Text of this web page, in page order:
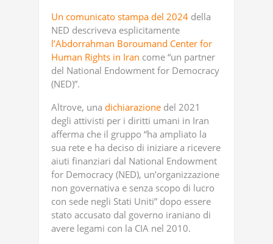
Un comunicato stampa del 2024 della
NED descriveva esplicitamente
l’Abdorrahman Boroumand Center for
Human Rights in Iran come “un partner
del National Endowment for Democracy
(NED)”.
Altrove, una dichiarazione del 2021
degli attivisti per i diritti umani in Iran
afferma che il gruppo “ha ampliato la
sua rete e ha deciso di iniziare a ricevere
aiuti finanziari dal National Endowment
for Democracy (NED), un’organizzazione
non governativa e senza scopo di lucro
con sede negli Stati Uniti” dopo essere
stato accusato dal governo iraniano di
avere legami con la CIA nel 2010.